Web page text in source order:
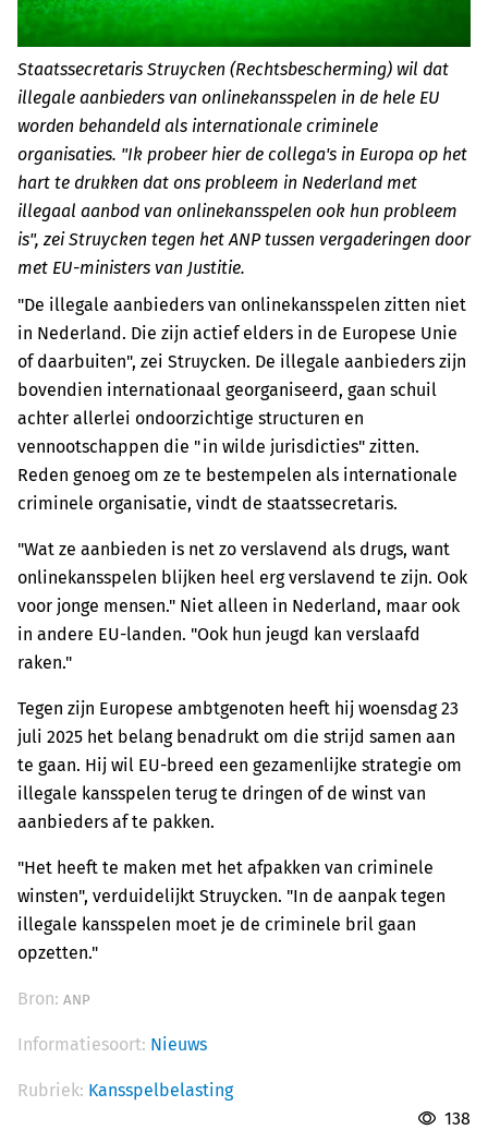
Staatssecretaris Struycken (Rechtsbescherming) wil dat
illegale aanbieders van onlinekansspelen in de hele EU
worden behandeld als internationale criminele
organisaties. "Ik probeer hier de collega's in Europa op het
hart te drukken dat ons probleem in Nederland met
illegaal aanbod van onlinekansspelen ook hun probleem
is", zei Struycken tegen het ANP tussen vergaderingen door
met EU-ministers van Justitie.
"De illegale aanbieders van onlinekansspelen zitten niet
in Nederland. Die zijn actief elders in de Europese Unie
of daarbuiten", zei Struycken. De illegale aanbieders zijn
bovendien internationaal georganiseerd, gaan schuil
achter allerlei ondoorzichtige structuren en
vennootschappen die "in wilde jurisdicties" zitten.
Reden genoeg om ze te bestempelen als internationale
criminele organisatie, vindt de staatssecretaris.
"Wat ze aanbieden is net zo verslavend als drugs, want
onlinekansspelen blijken heel erg verslavend te zijn. Ook
voor jonge mensen." Niet alleen in Nederland, maar ook
in andere EU-landen. "Ook hun jeugd kan verslaafd
raken."
Tegen zijn Europese ambtgenoten heeft hij woensdag 23
juli 2025 het belang benadrukt om die strijd samen aan
te gaan. Hij wil EU-breed een gezamenlijke strategie om
illegale kansspelen terug te dringen of de winst van
aanbieders af te pakken.
"Het heeft te maken met het afpakken van criminele
winsten", verduidelijkt Struycken. "In de aanpak tegen
illegale kansspelen moet je de criminele bril gaan
opzetten."
Bron: ANP
Informatiesoort: Nieuws
Rubriek: Kansspelbelasting
138